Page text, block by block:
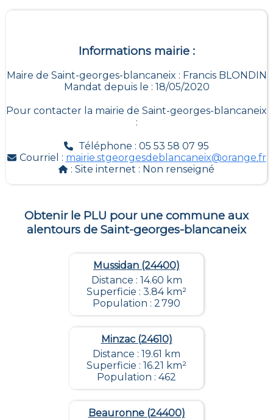
Informations mairie :
Maire de Saint-georges-blancaneix : Francis BLONDIN
Mandat depuis le : 18/05/2020
Pour contacter la mairie de Saint-georges-blancaneix
:
Téléphone : 05 53 58 07 95
Courriel : mairie.stgeorgesdeblancaneix@orange.fr
: Site internet : Non renseigné
Obtenir le PLU pour une commune aux
alentours de Saint-georges-blancaneix
Mussidan (24400)
Distance : 14.60 km
Superficie : 3.84 km²
Population : 2 790
Minzac (24610)
Distance : 19.61 km
Superficie : 16.21 km²
Population : 462
Beauronne (24400)